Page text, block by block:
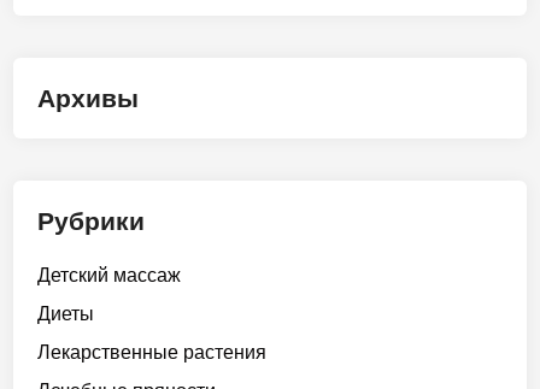
Архивы
Рубрики
Детский массаж
Диеты
Лекарственные растения